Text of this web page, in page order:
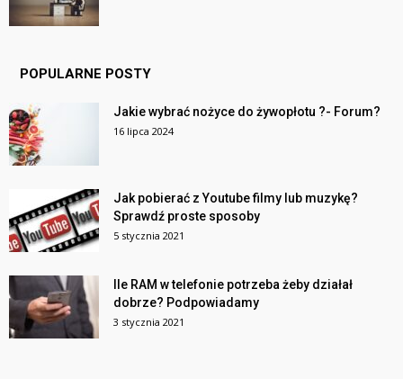
POPULARNE POSTY
Jakie wybrać nożyce do żywopłotu ?- Forum?
16 lipca 2024
Jak pobierać z Youtube filmy lub muzykę?
Sprawdź proste sposoby
5 stycznia 2021
Ile RAM w telefonie potrzeba żeby działał
dobrze? Podpowiadamy
3 stycznia 2021